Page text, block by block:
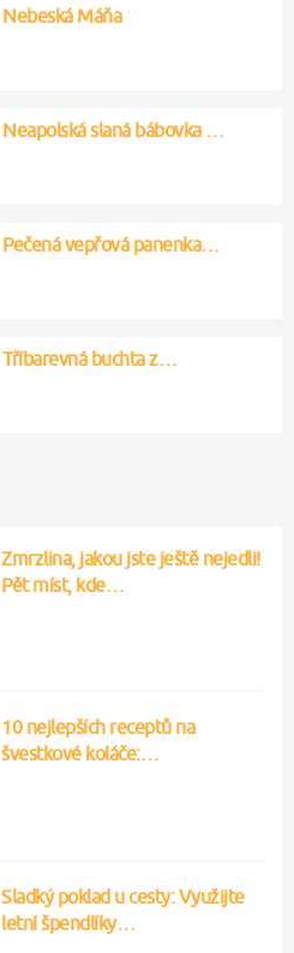
Nebeská Máňa
Neapolská slaná bábovka …
Pečená vepřová panenka…
Tříbarevná buchta z…
Zmrzlina, jakou jste ještě nejedli!
Pět míst, kde…
10 nejlepších receptů na
švestkové koláče:…
Sladký poklad u cesty: Využijte
letní špendlíky…